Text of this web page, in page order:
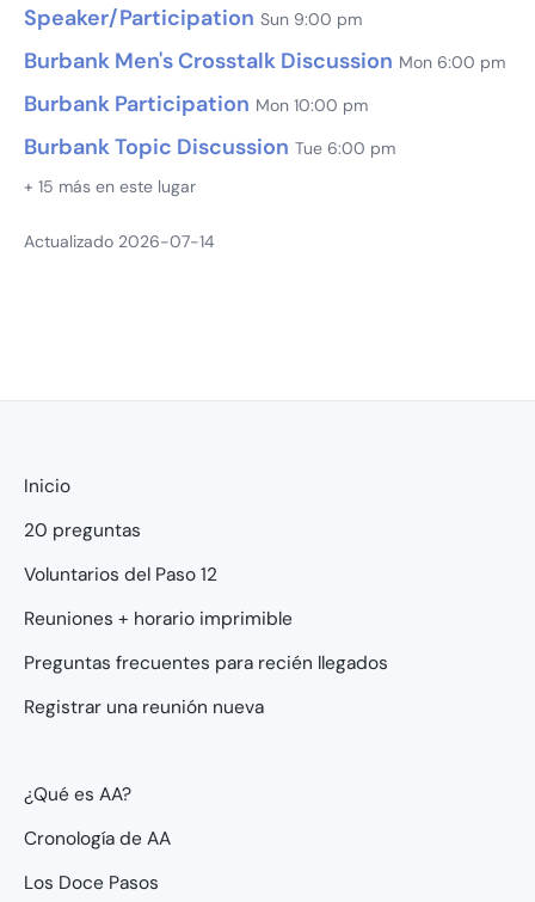
Speaker/Participation Sun 9:00 pm
Burbank Men's Crosstalk Discussion Mon 6:00 pm
Burbank Participation Mon 10:00 pm
Burbank Topic Discussion Tue 6:00 pm
+ 15 más en este lugar
Actualizado 2026-07-14
Inicio
20 preguntas
Voluntarios del Paso 12
Reuniones + horario imprimible
Preguntas frecuentes para recién llegados
Registrar una reunión nueva
¿Qué es AA?
Cronología de AA
Los Doce Pasos